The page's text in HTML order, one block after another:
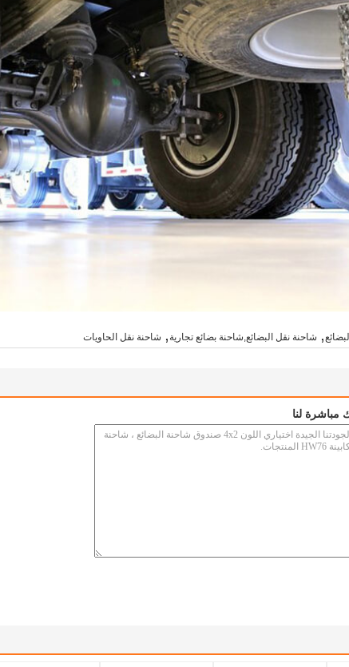
, شاحنة نقل البضائع,شاحنة بضائع تجارية , شاحنة نقل الحاويات
مباشرة لنا